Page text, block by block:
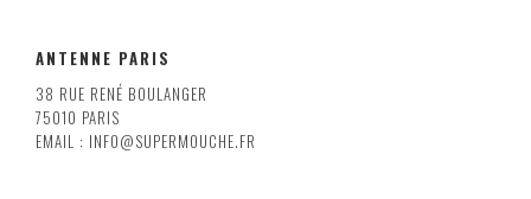
ANTENNE PARIS
38 RUE RENÉ BOULANGER
75010 PARIS
EMAIL : INFO@SUPERMOUCHE.FR